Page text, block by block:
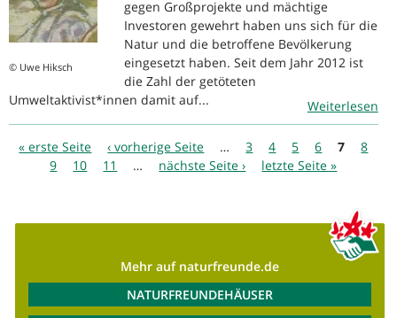
© Uwe Hiksch
gegen Großprojekte und mächtige
Investoren gewehrt haben uns sich für die
Natur und die betroffene Bevölkerung
eingesetzt haben. Seit dem Jahr 2012 ist
die Zahl der getöteten
Umweltaktivist*innen damit auf...
Weiterlesen
Seiten
« erste Seite ‹ vorherige Seite … 3 4 5 6 7
8
9
10 11 … nächste Seite › letzte Seite »
Mehr auf naturfreunde.de
NATURFREUNDEHÄUSER